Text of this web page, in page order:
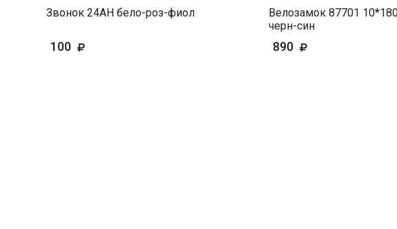
Звонок 24АН бело-роз-фиол
100
Велозамок 87701
черн-син
890